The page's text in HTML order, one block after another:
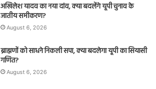
अखिलेश यादव का नया दांव, क्या बदलेंगे यूपी चुनाव के
जातीय समीकरण?
August 6, 2026
ब्राह्मणों को साधने निकली सपा, क्या बदलेगा यूपी का सियासी
गणित?
August 6, 2026